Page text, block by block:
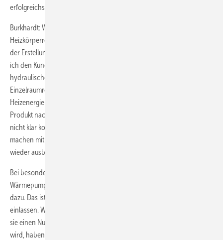
erfolgreichsten?
Burkhardt: Wir bieten das Starterpaket mit vier elektronischen
Heizkörperreglern gemeinsam mit dem Kesseltausch an. Da ich vor
der Erstellung des Angebots die gesamte Heizanlage besichtige, kann
ich den Kunden umfänglich beraten, zum Beispiel auch in Sachen
hydraulischer Abgleich. Dann erkläre ich, dass ich mit der
Einzelraumregelung noch ein Produkt anbieten kann, das zu­sätzlich
Heizenergie einspart. Wir räumen den Kunden die Möglichkeit ein, das
Produkt nach zwei Wochen zurückzugeben, wenn sie mit der Technik
nicht klar kommen, sie können es also unverbindlich testen. Viele
machen mit und wir haben bislang noch kein installiertes Gerät
wieder ausbauen müssen.
Bei besonders hochwertigen Heizanlagen, zum Beispiel bei
Wärmepumpen, geben wir die Einzelraumregelung sogar als Bonbon
dazu. Das ist besser als Rabattschlachten, auf die wir uns nicht
einlassen. Wir geben den Kunden lieber etwas oben drauf, von dem
sie einen Nutzen haben. Da das System in der Regel später erweitert
wird, haben wir auch bei einer kostenlosen Installation meistens noch